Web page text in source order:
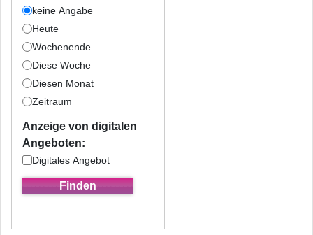
keine Angabe
Heute
Wochenende
Diese Woche
Diesen Monat
Zeitraum
Anzeige von digitalen
Angeboten:
Digitales Angebot